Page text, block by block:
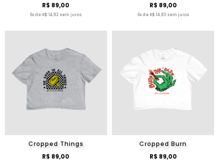
R$ 89,00
6x de R$ 14,83 sem juros
R$ 89,00
6x de R$ 14,83 sem juros
Cropped Things
R$ 89,00
Cropped Burn
R$ 89,00